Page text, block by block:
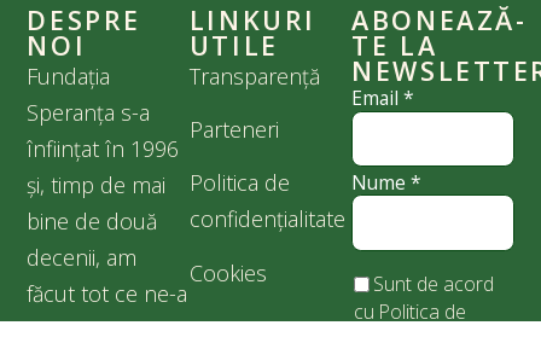
DESPRE
NOI
Fundația
Speranța s-a
înființat în 1996
și, timp de mai
bine de două
decenii, am
făcut tot ce ne-a
stat în puteri
LINKURI
UTILE
Transparență
Parteneri
Politica de
confidențialitate
Cookies
ABONEAZĂ-
TE LA
Email*
Nume*
Sunt de acord
cu Politica de